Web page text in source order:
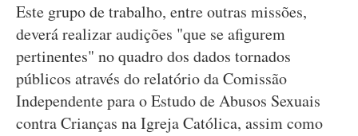
Este grupo de trabalho, entre outras missões,
deverá realizar audições "que se afigurem
pertinentes" no quadro dos dados tornados
públicos através do relatório da Comissão
Independente para o Estudo de Abusos Sexuais
contra Crianças na Igreja Católica, assim como